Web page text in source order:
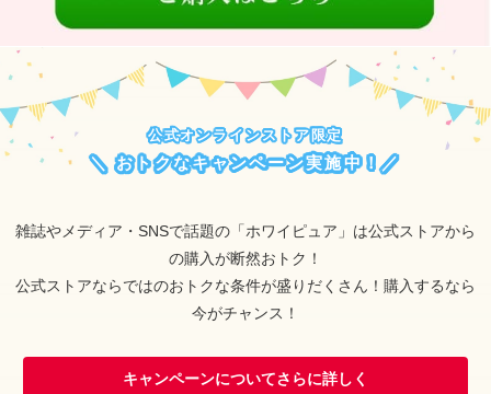
公式オンラインストア限定
＼ おトクなキャンペーン実施中！／
雑誌やメディア・SNSで話題の「ホワイピュア」は公式ストアから
の購入が断然おトク！
公式ストアならではのおトクな条件が盛りだくさん！購入するなら
今がチャンス！
キャンペーンについてさらに詳しく